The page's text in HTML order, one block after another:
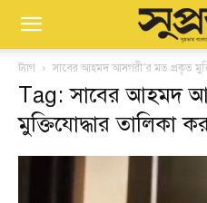
ট্যাগ সাবের আহমদ আসগরী’র মত প্রকৃত
Tag: সাবের আহমদ
মুক্তিযোদ্ধার তালিকা